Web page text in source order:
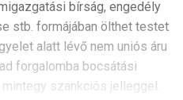
bírság, engedély
stb. formájában ölthet testet
alatt lévő nem uniós áru
forgalomba bocsátási
szankciós jelleggel.